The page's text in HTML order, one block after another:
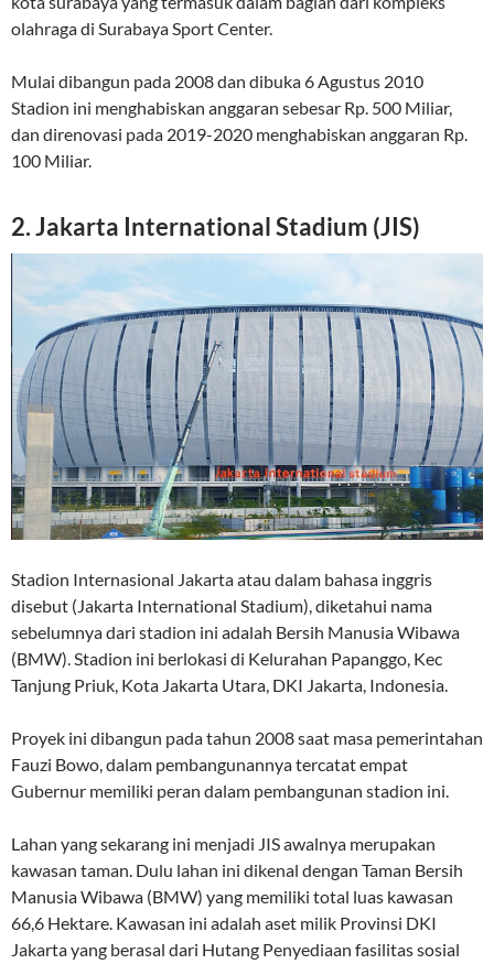
olahraga di Surabaya Sport Center.
Mulai dibangun pada 2008 dan dibuka 6 Agustus 2010
Stadion ini menghabiskan anggaran sebesar Rp. 500 Miliar,
dan direnovasi pada 2019-2020 menghabiskan anggaran Rp.
100 Miliar.
2. Jakarta International Stadium (JIS)
Stadion Internasional Jakarta atau dalam bahasa inggris
disebut (Jakarta International Stadium), diketahui nama
sebelumnya dari stadion ini adalah Bersih Manusia Wibawa
(BMW). Stadion ini berlokasi di Kelurahan Papanggo, Kec
Tanjung Priuk, Kota Jakarta Utara, DKI Jakarta, Indonesia.
Proyek ini dibangun pada tahun 2008 saat masa pemerintahan
Fauzi Bowo, dalam pembangunannya tercatat empat
Gubernur memiliki peran dalam pembangunan stadion ini.
Lahan yang sekarang ini menjadi JIS awalnya merupakan
kawasan taman. Dulu lahan ini dikenal dengan Taman Bersih
Manusia Wibawa (BMW) yang memiliki total luas kawasan
66,6 Hektare. Kawasan ini adalah aset milik Provinsi DKI
Jakarta yang berasal dari Hutang Penyediaan fasilitas sosial